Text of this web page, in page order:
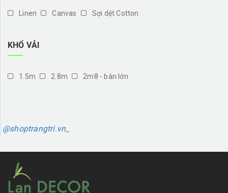
Linen Canvas Sợi dệt Cotton
KHỔ VẢI
1.5m 2.8m 2m8 - bàn lớn
@shoptrangtri.vn_